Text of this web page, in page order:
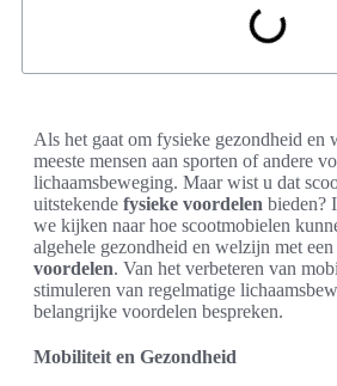
Als het gaat om fysieke gezondheid en
meeste mensen aan sporten of andere
lichaamsbeweging. Maar wist u dat
uitstekende fysieke voordelen bieden?
we kijken naar hoe scootmobielen
algehele gezondheid en welzijn met
voordelen. Van het verbeteren van
stimuleren van regelmatige
belangrijke voordelen bespreken.
Mobiliteit en Gezondheid